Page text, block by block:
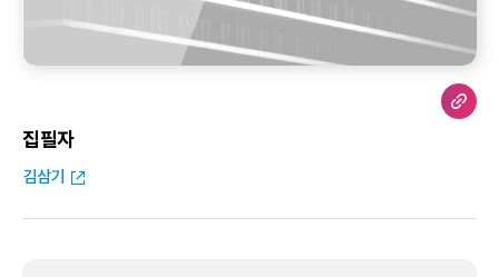
집필자
김삼기